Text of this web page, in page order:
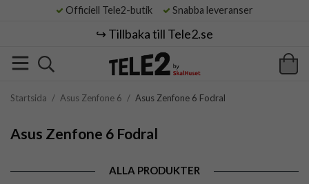
Officiell Tele2-butik Snabba leveranser
↪️ Tillbaka till Tele2.se
Startsida / Asus Zenfone 6 / Asus Zenfone 6 Fodral
Asus Zenfone 6 Fodral
ALLA PRODUKTER